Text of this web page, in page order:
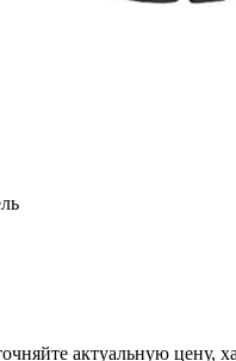
актуальную цену,